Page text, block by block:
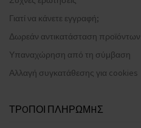
Γιατί να κάνετε εγγραφή;
Δωρεάν αντικατάσταση
Υπαναχώρηση από τη σύμβαση
Αλλαγή συγκατάθεσης για cookies
ΤΡOΠΟΙ ΠΛΗΡΩΜHΣ